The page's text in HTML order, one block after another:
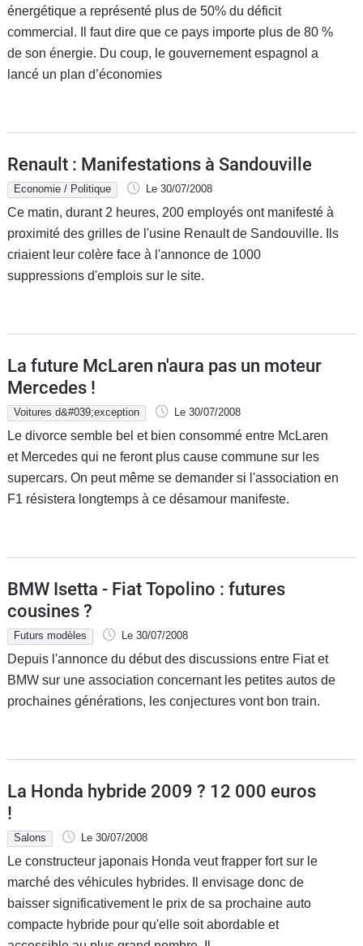
énergétique a représenté plus de 50% du déficit
commercial. Il faut dire que ce pays importe plus de 80 %
de son énergie. Du coup, le gouvernement espagnol a
lancé un plan d’économies
Renault : Manifestations à Sandouville
Economie / Politique Le 30/07/2008
Ce matin, durant 2 heures, 200 employés ont manifesté à
proximité des grilles de l'usine Renault de Sandouville. Ils
criaient leur colère face à l'annonce de 1000
suppressions d'emplois sur le site.
La future McLaren n'aura pas un moteur
Mercedes !
Voitures d&#039;exception Le 30/07/2008
Le divorce semble bel et bien consommé entre McLaren
et Mercedes qui ne feront plus cause commune sur les
supercars. On peut même se demander si l'association en
F1 résistera longtemps à ce désamour manifeste.
BMW Isetta - Fiat Topolino : futures
cousines ?
Futurs modèles Le 30/07/2008
Depuis l'annonce du début des discussions entre Fiat et
BMW sur une association concernant les petites autos de
prochaines générations, les conjectures vont bon train.
La Honda hybride 2009 ? 12 000 euros
!
Salons Le 30/07/2008
Le constructeur japonais Honda veut frapper fort sur le
marché des véhicules hybrides. Il envisage donc de
baisser significativement le prix de sa prochaine auto
compacte hybride pour qu'elle soit abordable et